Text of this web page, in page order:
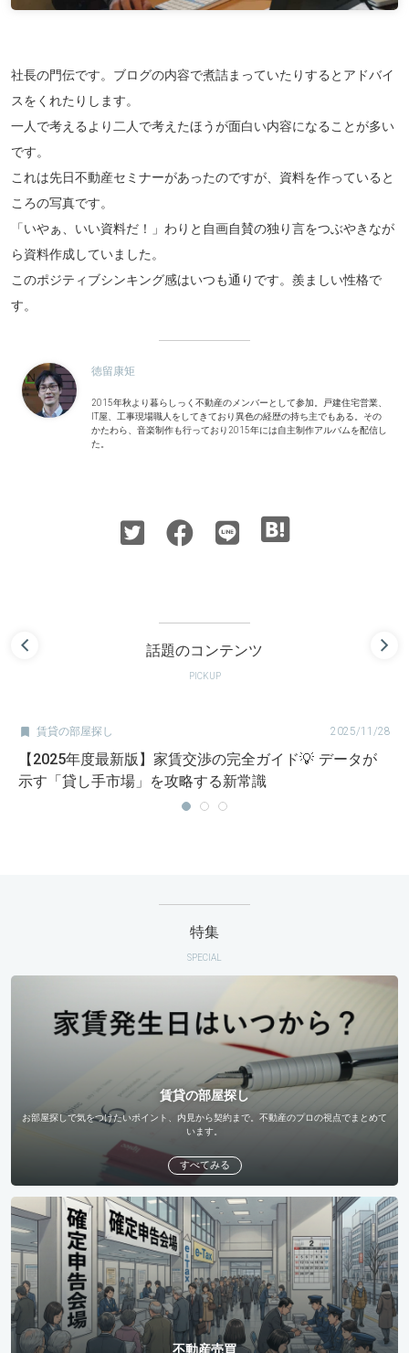
社長の門伝です。ブログの内容で煮詰まっていたりするとアドバイ
スをくれたりします。
一人で考えるより二人で考えたほうが面白い内容になることが多い
です。
これは先日不動産セミナーがあったのですが、資料を作っていると
ころの写真です。
「いやぁ、いい資料だ！」わりと自画自賛の独り言をつぶやきなが
ら資料作成していました。
このポジティブシンキング感はいつも通りです。羨ましい性格で
す。
徳留康矩
2015年秋より暮らしっく不動産のメンバーとして参加。戸建住宅営業、
IT屋、工事現場職人をしてきており異色の経歴の持ち主でもある。その
かたわら、音楽制作も行っており2015年には自主制作アルバムを配信し
た。
話題のコンテンツ
PICKUP
 賃貸の部屋探し 2025/11/28
【2025年度最新版】家賃交渉の完全ガイド💡 データが
示す「貸し手市場」を攻略する新常識
特集
SPECIAL
賃貸の部屋探し
お部屋探しで気をつけたいポイント、内見から契約まで。不動産のプロの視点でまとめて
います。
すべてみる
不動産売買